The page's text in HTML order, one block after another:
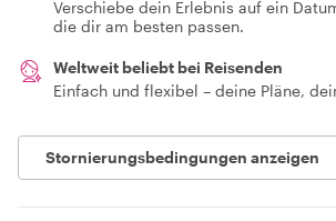
Verschiebe dein Erlebnis auf ein
die dir am besten passen.
Weltweit beliebt bei Reisenden
Einfach und flexibel – deine Pläne,
Stornierungsbedingungen anzeigen